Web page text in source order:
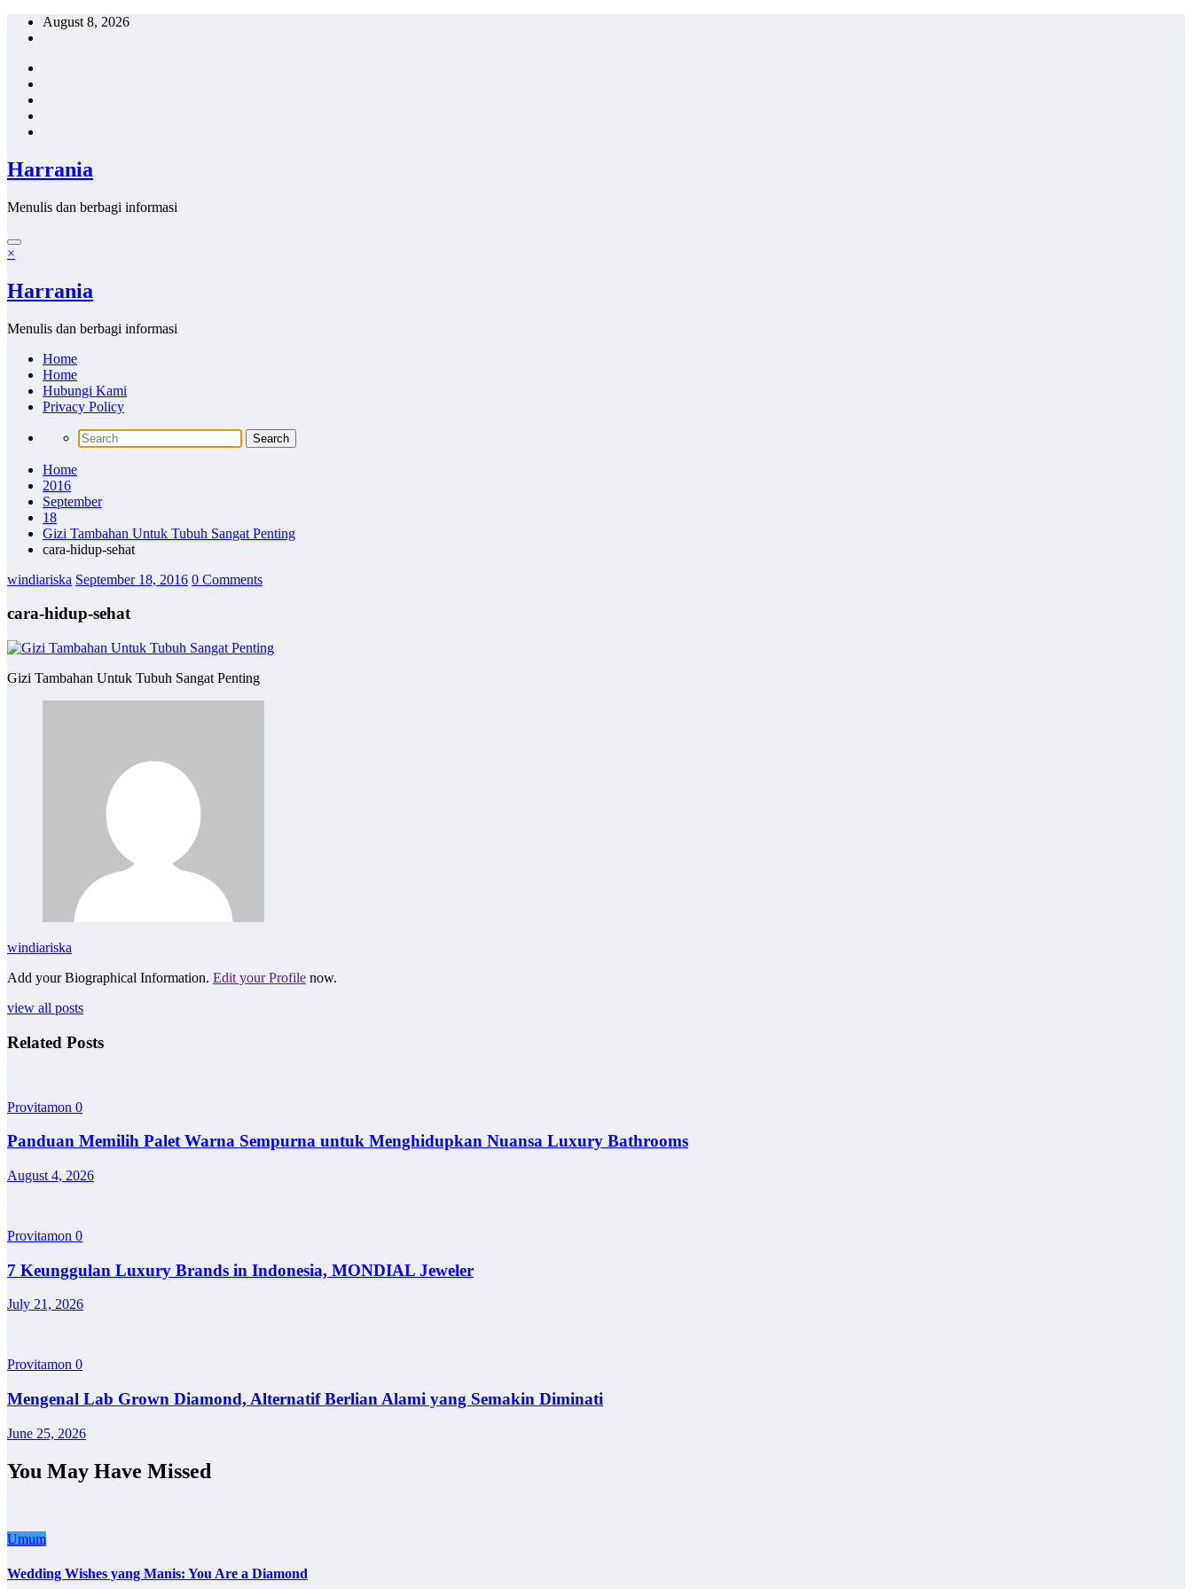
Skip
August 8, 2026
Harrania
Menulis dan berbagi informasi
×
Harrania
Menulis dan berbagi informasi
Home
Home
Hubungi Kami
Privacy Policy
Home
2016
September
18
Gizi Tambahan Untuk Tubuh Sangat Penting
cara-hidup-sehat
windiariska September 18, 2016 0 Comments
cara-hidup-sehat
Gizi Tambahan Untuk Tubuh Sangat Penting
windiariska
Add your Biographical Information. Edit your Profile now.
view all posts
Related Posts
Provitamon 0
Panduan Memilih Palet Warna Sempurna untuk Menghidupkan Nuansa Luxury Bathrooms
August 4, 2026
Provitamon 0
7 Keunggulan Luxury Brands in Indonesia, MONDIAL Jeweler
July 21, 2026
Provitamon 0
Mengenal Lab Grown Diamond, Alternatif Berlian Alami yang Semakin Diminati
June 25, 2026
You May Have Missed
Umum
Wedding Wishes yang Manis: You Are a Diamond